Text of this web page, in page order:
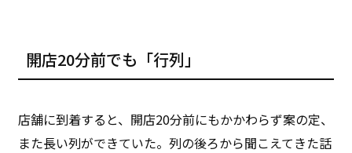
開店20分前でも「行列」
店舗に到着すると、開店20分前にもかかわらず案の定、
また長い列ができていた。列の後ろから聞こえてきた話